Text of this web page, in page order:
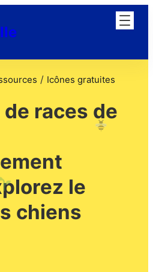
/ Icônes gratuites
races de
le
chiens